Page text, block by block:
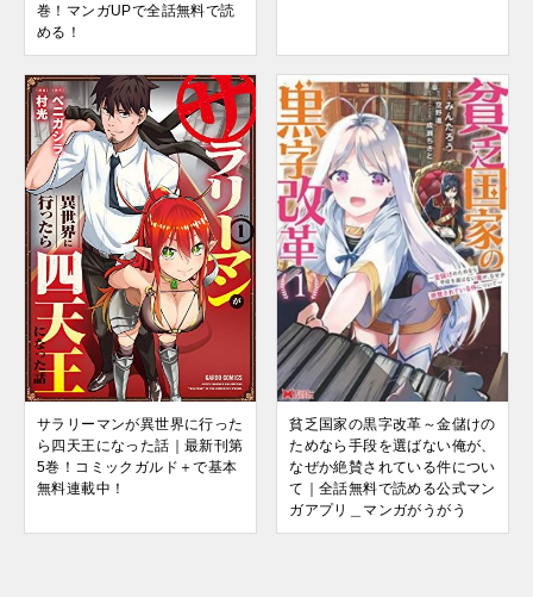
巻！マンガUPで全話無料で読
める！
サラリーマンが異世界に行った
ら四天王になった話｜最新刊第
5巻！コミックガルド＋で基本
無料連載中！
貧乏国家の黒字改革～金儲けの
ためなら手段を選ばない俺が、
なぜか絶賛されている件につい
て｜全話無料で読める公式マン
ガアプリ＿マンガがうがう